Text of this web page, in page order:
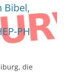
Bibel,
PH
die